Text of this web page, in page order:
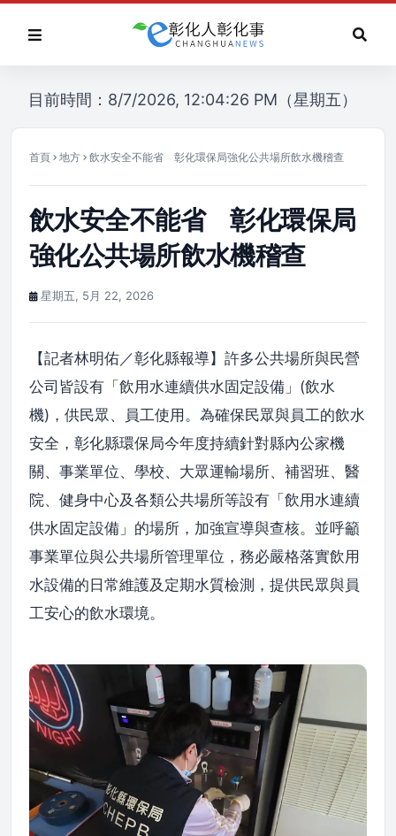
目前時間：8/7/2026, 12:04:26 PM（星期五）
首頁 地方 飲水安全不能省 彰化環保局強化公共場所飲水機稽查
飲水安全不能省 彰化環保局
強化公共場所飲水機稽查
星期五, 5月 22, 2026
【記者林明佑／彰化縣報導】許多公共場所與民營
公司皆設有「飲用水連續供水固定設備」(飲水
機)，供民眾、員工使用。為確保民眾與員工的飲水
安全，彰化縣環保局今年度持續針對縣內公家機
關、事業單位、學校、大眾運輸場所、補習班、醫
院、健身中心及各類公共場所等設有「飲用水連續
供水固定設備」的場所，加強宣導與查核。並呼籲
事業單位與公共場所管理單位，務必嚴格落實飲用
水設備的日常維護及定期水質檢測，提供民眾與員
工安心的飲水環境。